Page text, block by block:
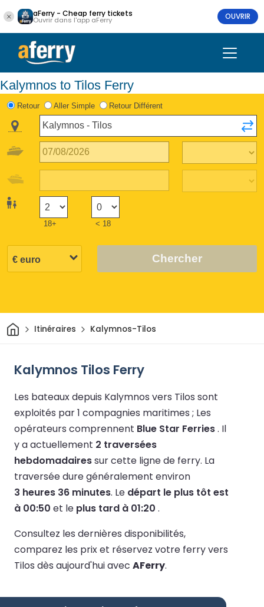
aFerry - Cheap ferry tickets
Ouvrir dans l'app aFerry OUVRIR
Kalymnos to Tilos Ferry
Retour Aller Simple Retour Différent
18+ < 18
Chercher
Maison
Itinéraires Kalymnos-Tilos
Kalymnos Tilos Ferry
Les bateaux depuis Kalymnos vers Tilos sont
exploités par 1 compagnies maritimes ; Les
opérateurs comprennent Blue Star Ferries. Il
y a actuellement 2 traversées
hebdomadairessur cette ligne de ferry. La
traversée dure généralement environ
3 heures 36 minutes. Le départ le plus tôt est
à 00:50 et le plus tard à 01:20 .
Consultez les dernières disponibilités,
comparez les prix et réservez votre ferry vers
Tilos dès aujourd'hui avec AFerry.